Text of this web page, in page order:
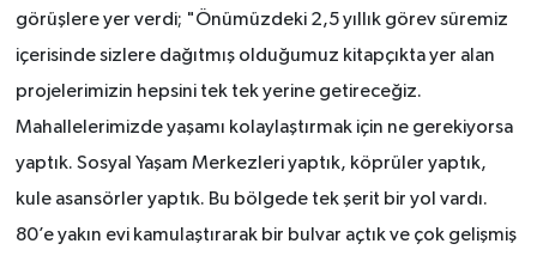
görüşlere yer verdi; "Önümüzdeki 2,5 yıllık görev süremiz
içerisinde sizlere dağıtmış olduğumuz kitapçıkta yer alan
projelerimizin hepsini tek tek yerine getireceğiz.
Mahallelerimizde yaşamı kolaylaştırmak için ne gerekiyorsa
yaptık. Sosyal Yaşam Merkezleri yaptık, köprüler yaptık,
kule asansörler yaptık. Bu bölgede tek şerit bir yol vardı.
80’e yakın evi kamulaştırarak bir bulvar açtık ve çok gelişmiş